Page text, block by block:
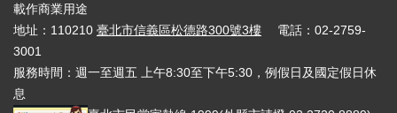
載作商業用途
地址：110210 臺北市信義區松德路300號3樓 電話：02-2759-
3001
服務時間：週一至週五 上午8:30至下午5:30，例假日及國定假日休
息